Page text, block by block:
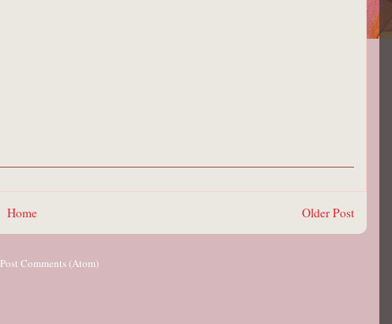
Older Post
Home
Post Comments (Atom)